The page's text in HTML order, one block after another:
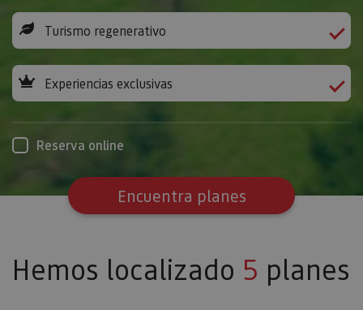
Turismo regenerativo
Experiencias exclusivas
Reserva online
Encuentra planes
Hemos localizado 5 planes